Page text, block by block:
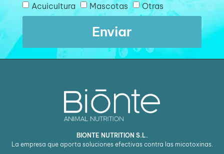
Acuicultura
Mascotas Otras
Enviar
BIONTE NUTRITION S.L.
La empresa que aporta soluciones efectivas contra las micotoxinas.